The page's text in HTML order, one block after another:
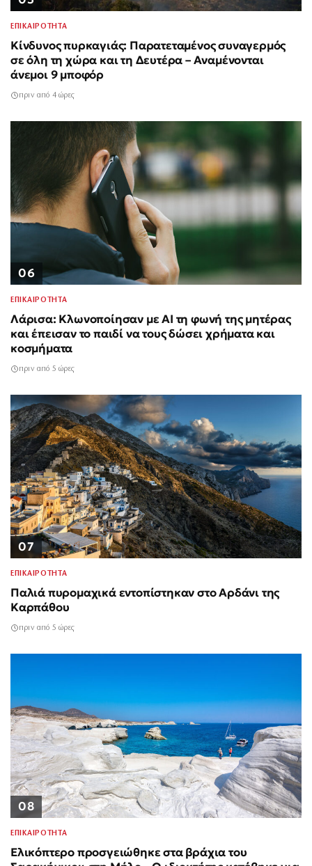
ΕΠΙΚΑΙΡΟΤΗΤΑ
Κίνδυνος πυρκαγιάς: Παρατεταμένος συναγερμός
σε όλη τη χώρα και τη Δευτέρα – Αναμένονται
άνεμοι 9 μποφόρ
πριν από 4 ώρες
06
ΕΠΙΚΑΙΡΟΤΗΤΑ
Λάρισα: Κλωνοποίησαν με AI τη φωνή της μητέρας
και έπεισαν το παιδί να τους δώσει χρήματα και
κοσμήματα
πριν από 5 ώρες
07
ΕΠΙΚΑΙΡΟΤΗΤΑ
Παλιά πυρομαχικά εντοπίστηκαν στο Αρδάνι της
Καρπάθου
πριν από 5 ώρες
08
ΕΠΙΚΑΙΡΟΤΗΤΑ
Ελικόπτερο προσγειώθηκε στα βράχια του